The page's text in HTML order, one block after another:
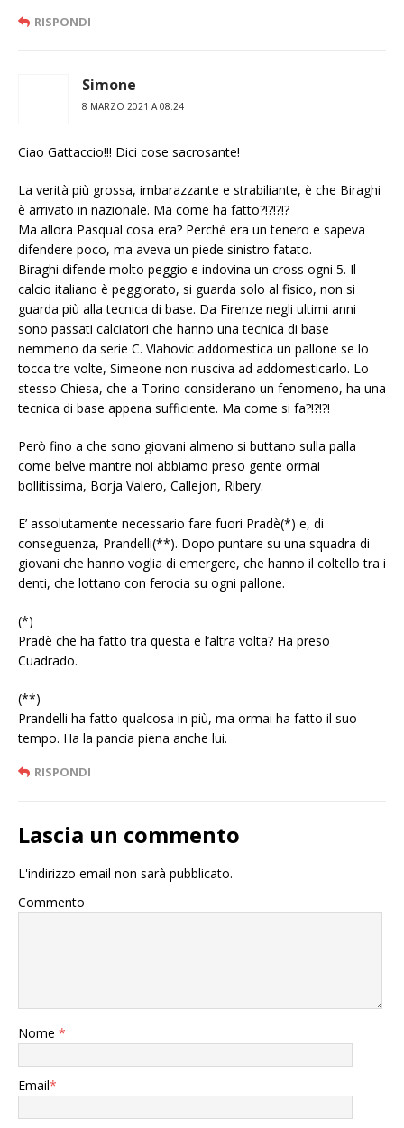
RISPONDI
Simone
8 MARZO 2021 A 08:24
Ciao Gattaccio!!! Dici cose sacrosante!
La verità più grossa, imbarazzante e strabiliante, è che Biraghi
è arrivato in nazionale. Ma come ha fatto?!?!?!?
Ma allora Pasqual cosa era? Perché era un tenero e sapeva
difendere poco, ma aveva un piede sinistro fatato.
Biraghi difende molto peggio e indovina un cross ogni 5. Il
calcio italiano è peggiorato, si guarda solo al fisico, non si
guarda più alla tecnica di base. Da Firenze negli ultimi anni
sono passati calciatori che hanno una tecnica di base
nemmeno da serie C. Vlahovic addomestica un pallone se lo
tocca tre volte, Simeone non riusciva ad addomesticarlo. Lo
stesso Chiesa, che a Torino considerano un fenomeno, ha una
tecnica di base appena sufficiente. Ma come si fa?!?!?!
Però fino a che sono giovani almeno si buttano sulla palla
come belve mantre noi abbiamo preso gente ormai
bollitissima, Borja Valero, Callejon, Ribery.
E’ assolutamente necessario fare fuori Pradè(*) e, di
conseguenza, Prandelli(**). Dopo puntare su una squadra di
giovani che hanno voglia di emergere, che hanno il coltello tra i
denti, che lottano con ferocia su ogni pallone.
(*)
Pradè che ha fatto tra questa e l’altra volta? Ha preso
Cuadrado.
(**)
Prandelli ha fatto qualcosa in più, ma ormai ha fatto il suo
tempo. Ha la pancia piena anche lui.
RISPONDI
Lascia un commento
L'indirizzo email non sarà pubblicato.
Commento
Nome *
Email*